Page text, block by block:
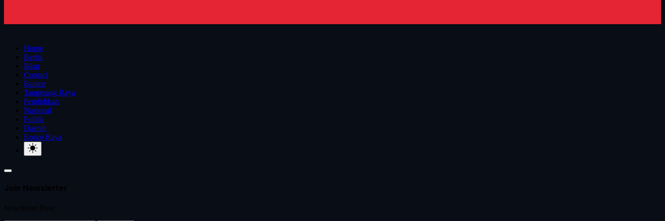
Home
Berita
Iklan
Contact
Banten
Tangerang Raya
Pendidikan
Nasional
Politik
Daerah
Bogor Raya